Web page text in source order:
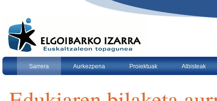
Salto
egin
nabigazioara
Atalak
Sarrera Aurkezpena Proiektuak Albisteak